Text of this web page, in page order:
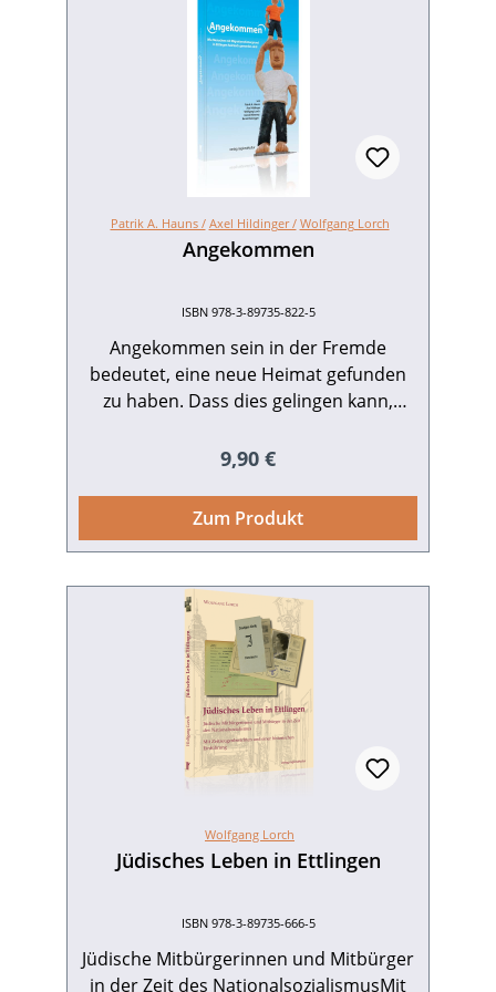
Patrik A. Hauns / Axel Hildinger / Wolfgang Lorch
Angekommen
ISBN 978-3-89735-822-5
Angekommen sein in der Fremde
bedeutet, eine neue Heimat gefunden
zu haben. Dass dies gelingen kann,
zusammengestellten
mitunter beeindruckend zu sehen,
haben und welche Widrigkeiten viele
dabei zu bewältigen hatten. All diesen
Menschen ist Ettlingen zur neuen und
liebenswerten Heimat geworden. Sie
sind „Angekommen“!Patrik A. Hauns,
Axel Hildinger, Wolfgang Lorch, Gerold
Niemetz, Bernd Reinegger 88 Seiten mit
54 Abbildungen, Broschur. Hrsg. von
Stadt Ettlingen; Amt für Jugend, Familie
EUR 9,90
Regulärer Preis:
9,90 €
Zum Produkt
Wolfgang Lorch
Jüdisches Leben in Ettlingen
ISBN 978-3-89735-666-5
Jüdische Mitbürgerinnen und Mitbürger
in der Zeit des NationalsozialismusMit